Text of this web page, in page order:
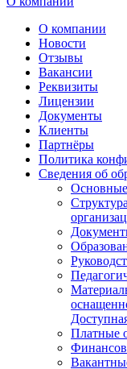
О компании
Новости
Отзывы
Вакансии
Реквизиты
Лицензии
Документы
Клиенты
Партнёры
Политика
Сведения об
Платные